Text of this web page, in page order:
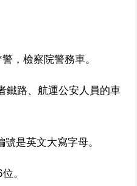
，檢察院警務車。
鐵路、航運公安人員的車
是英文大寫字母。
。